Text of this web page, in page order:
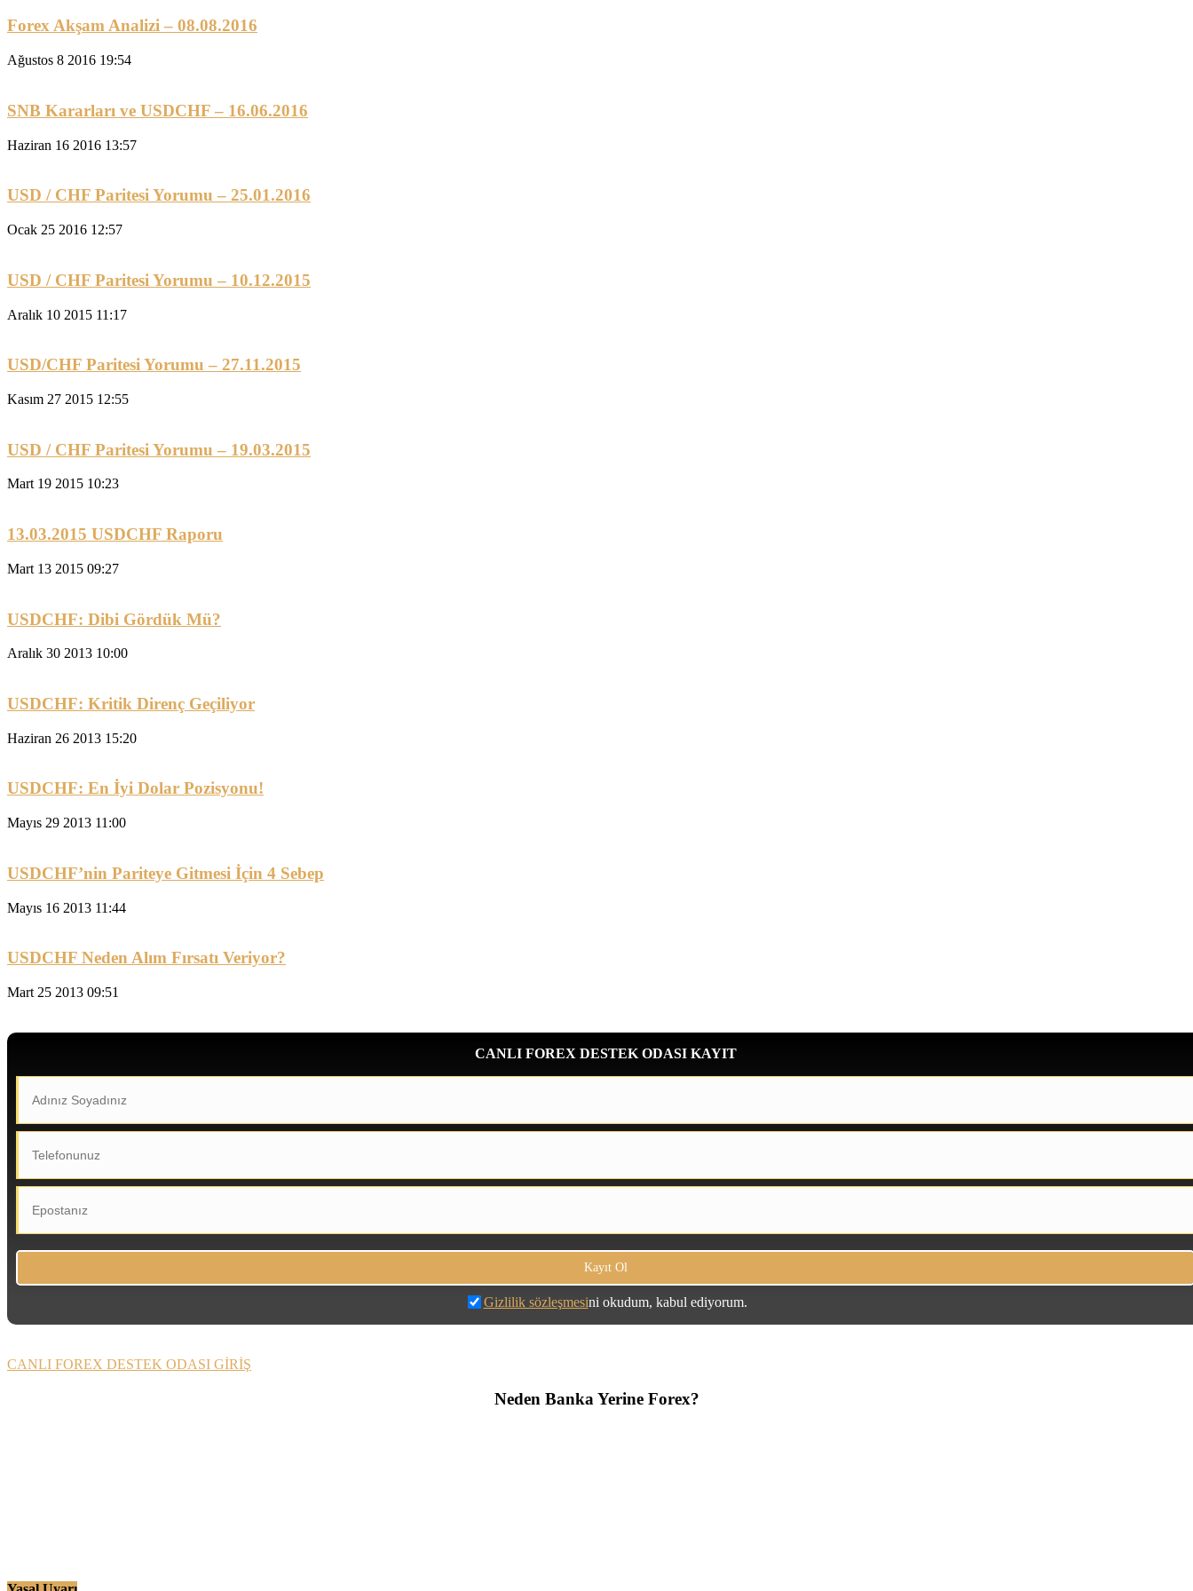
Forex Akşam Analizi – 08.08.2016
Ağustos 8 2016 19:54
SNB Kararları ve USDCHF – 16.06.2016
Haziran 16 2016 13:57
USD / CHF Paritesi Yorumu – 25.01.2016
Ocak 25 2016 12:57
USD / CHF Paritesi Yorumu – 10.12.2015
Aralık 10 2015 11:17
USD/CHF Paritesi Yorumu – 27.11.2015
Kasım 27 2015 12:55
USD / CHF Paritesi Yorumu – 19.03.2015
Mart 19 2015 10:23
13.03.2015 USDCHF Raporu
Mart 13 2015 09:27
USDCHF: Dibi Gördük Mü?
Aralık 30 2013 10:00
USDCHF: Kritik Direnç Geçiliyor
Haziran 26 2013 15:20
USDCHF: En İyi Dolar Pozisyonu!
Mayıs 29 2013 11:00
USDCHF’nin Pariteye Gitmesi İçin 4 Sebep
Mayıs 16 2013 11:44
USDCHF Neden Alım Fırsatı Veriyor?
Mart 25 2013 09:51
CANLI FOREX DESTEK ODASI KAYIT
Gizlilik sözleşmesini okudum, kabul ediyorum.
CANLI FOREX DESTEK ODASI GİRİŞ
Neden Banka Yerine Forex?